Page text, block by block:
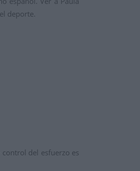
deporte.
del esfuerzo es